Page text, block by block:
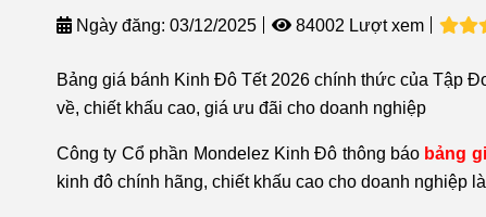
Ngày đăng: 03/12/2025 84002 Lượt xem
Bảng giá bánh Kinh Đô Tết 2026 chính thức của Tập
về, chiết khấu cao, giá ưu đãi cho doanh nghiệp
Công ty Cổ phần Mondelez Kinh Đô thông báo bảng
kinh đô chính hãng, chiết khấu cao cho doanh nghiệp